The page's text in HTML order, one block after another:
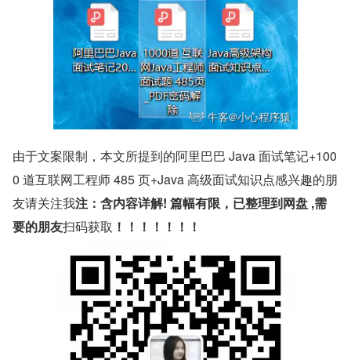
由于文案限制，本文所提到的阿里巴巴 Java 面试笔记+100
0 道互联网工程师 485 页+Java 高级面试知识点感兴趣的朋
友请关注我注：含内容详解! 篇幅有限，已整理到网盘 ,需
要的朋友扫码获取 ！！！！！！！